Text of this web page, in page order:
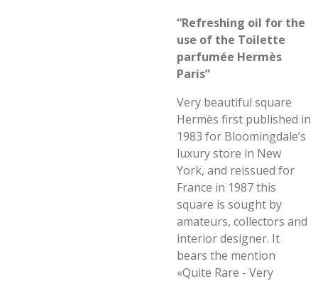
“Refreshing oil for the
use of the Toilette
parfumée Hermès
Paris”
Very beautiful square
Hermès first published in
1983 for Bloomingdale’s
luxury store in New
York, and reissued for
France in 1987 this
square is sought by
amateurs, collectors and
interior designer. It
bears the mention
«Quite Rare - Very